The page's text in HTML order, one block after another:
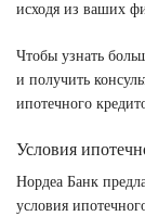
исходя из ваших
Чтобы узнать
и получить
ипотечного
Условия
Нордеа Банк
условия